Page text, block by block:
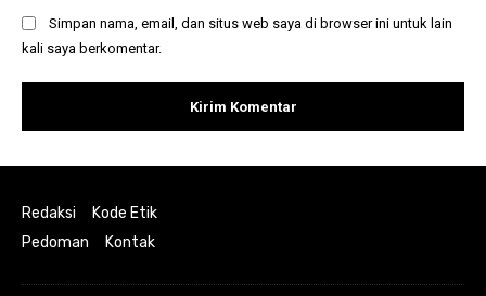
Simpan nama, email, dan situs web saya di browser ini untuk lain
kali saya berkomentar.
Redaksi
Kode Etik
Pedoman
Kontak